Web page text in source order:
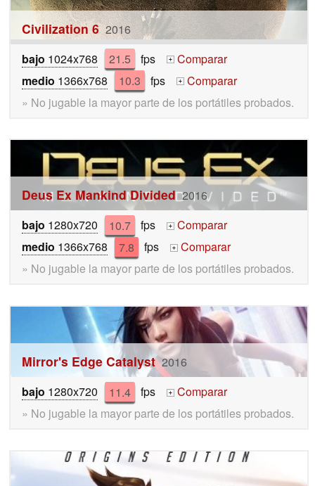
Civilization 6 2016
bajo 1024x768 21.5 fps +
Comparar
medio 1366x768 10.3 fps +
Comparar
» No jugable la mayor parte de los portátiles probados.
Deus Ex Mankind Divided 2016
bajo 1280x720 10.7 fps +
Comparar
medio 1366x768 7.8 fps +
Comparar
» No jugable la mayor parte de los portátiles probados.
Mirror's Edge Catalyst 2016
bajo 1280x720 11.4 fps +
Comparar
» No jugable la mayor parte de los portátiles probados.